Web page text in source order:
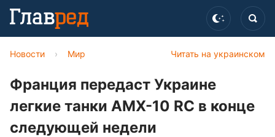
Читать на украинском
Новости › Мир
Франция передаст Украине
легкие танки AMX-10 RC в конце
следующей недели